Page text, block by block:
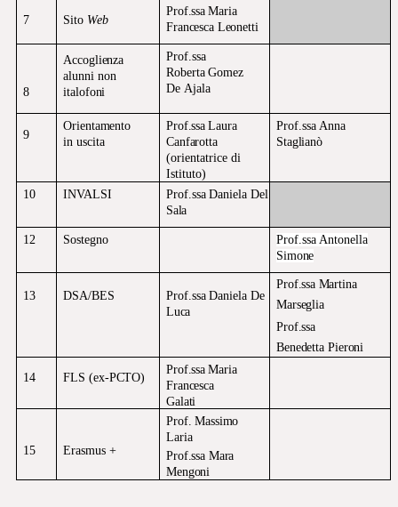
7 Sito Web
Prof.ssa Maria
Francesca Leonetti
8
Accoglienza
alunni non
italofoni
Prof.ssa
Roberta Gomez
De Ajala
9
Orientamento
in uscita
Prof.ssa Laura
Canfarotta
(orientatrice di
Istituto)
Prof.ssa Anna
Staglianò
10 INVALSI Prof.ssa Daniela Del
Sala
12 Sostegno Prof.ssa Antonella
Simone
13 DSA/BES Prof.ssa Daniela De
Luca
Prof.ssa Martina
Marseglia
Prof.ssa
Benedetta Pieroni
14 FLS (ex-PCTO)
Prof.ssa Maria
Francesca
Galati
15 Erasmus +
Prof. Massimo
Laria
Prof.ssa Mara
Mengoni